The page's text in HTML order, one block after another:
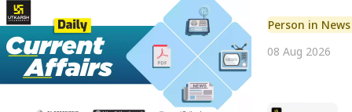
Person in News
08 Aug 2026